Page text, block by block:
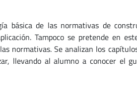
básica de las normativas de
Tampoco se pretende en
normativas. Se analizan los
llevando al alumno a conocer el